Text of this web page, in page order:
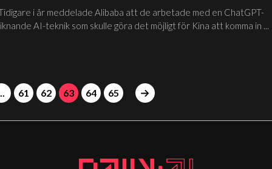
i år meddelade Alibaba att de arbetade med en ChatGPT-
AI-teknik som skulle göra det möjligt för Kina att komma in ...
61 62 63 64 65